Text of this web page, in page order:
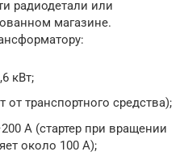
радиодетали или
магазине.
кВт;
от транспортного средства);
А (стартер при вращении
около 100 А);